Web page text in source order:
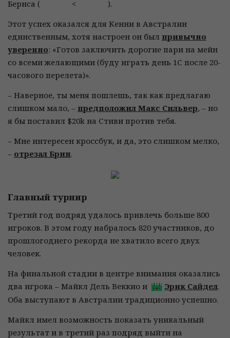
Бернса (
<
).
Этот успех оказался для Кенни в Австралии
единственным, хотя настроен он был привычно
уверенно: «Готов заключить дорогие пари на мейн
со всеми желающими (буду играть день 1С после 20-
часового перелета)».
– Наверное, ты меня пошлешь, так как предлагаю
слишком мало, – предположил Макс Сильвер, – но
я бы поставил $20k на Стиви против тебя.
– Мне интересен кроссбук, и да, это слишком мелко,
– отрезал Брин.
Главный турнир
Третий год подряд удалось привлечь больше 800
игроков. В этом году набралось 820 участников, до
прошлогоднего рекорда не хватило всего двух
человек.
На финальной стадии в центре внимания оказались
два игрока – Майкл Дель Веккио и
Эрик Сайдел.
Оба выступают в Австралии традиционно успешно.
Майкл имел возможность показать уникальный
результат и в третий раз подряд выйти на